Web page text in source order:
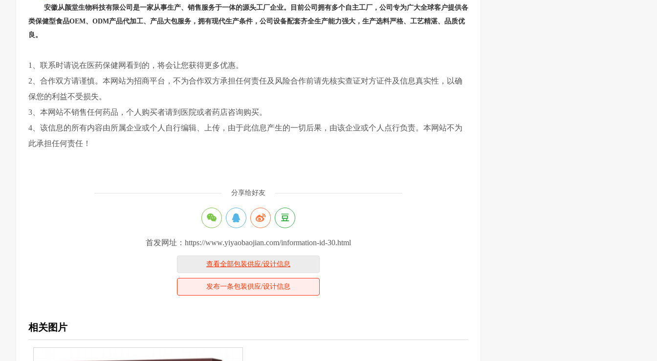
安徽从颜堂生物科技有限公司是一家从事生产、销售服务于一体的源头工厂企业。目前公司拥有多个自主工厂，公司专为广大全球客户提供各
类保健型食品OEM、ODM产品代加工、产品大包服务，拥有现代生产条件，公司设备配套齐全生产能力强大，生产选料严格、工艺精湛、品质优
良。
1、联系时请说在医药保健网看到的，将会让您获得更多优惠。
2、合作双方请谨慎。本网站为招商平台，不为合作双方承担任何责任及风险合作前请先核实查证对方证件及信息真实性，以确
保您的利益不受损失。
3、本网站不销售任何药品，个人购买者请到医院或者药店咨询购买。
4、该信息的所有内容由所属企业或个人自行编辑、上传，由于此信息产生的一切后果，由该企业或个人点行负责。本网站不为
此承担任何责任！
分享给好友
首发网址：https://www.yiyaobaojian.com/information-id-30.html
查看全部包装供应/设计信息
发布一条包装供应/设计信息
相关图片